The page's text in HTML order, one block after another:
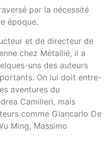
par la nécessité
époque.
et de directeur de
chez Métailié, il a
uns des auteurs
On lui doit entre-
aventures du
Camilleri, mais
comme Giancarlo De
Ming, Massimo